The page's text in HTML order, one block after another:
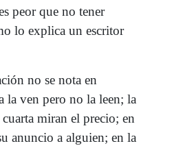
peor que no tener
lo explica un escritor
no se nota en
la ven pero no la leen; la
miran el precio; en
anuncio a alguien; en la